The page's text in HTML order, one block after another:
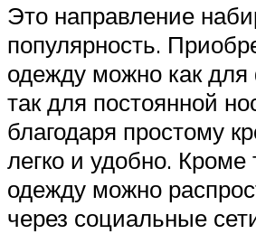
Это направление
популярность.
одежду можно как для
так для постоянной
благодаря простому
легко и удобно. Кроме
одежду можно
через социальные